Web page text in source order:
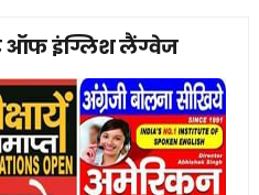
ऑफ इंग्लिश लैंग्वेज